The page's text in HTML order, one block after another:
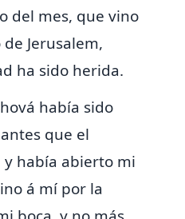
del mes, que vino
Jerusalem,
ha sido herida.
había sido
que el
y había abierto mi
á mí por la